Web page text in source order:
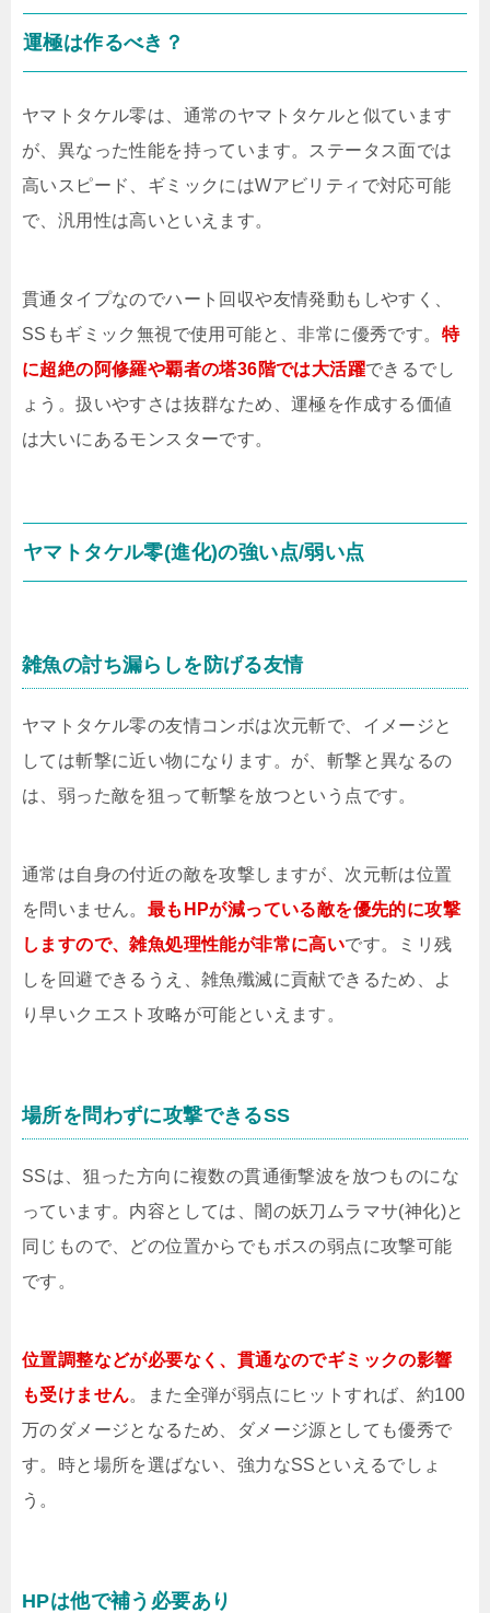
運極は作るべき？
ヤマトタケル零は、通常のヤマトタケルと似ています
が、異なった性能を持っています。ステータス面では
高いスピード、ギミックにはWアビリティで対応可能
で、汎用性は高いといえます。
貫通タイプなのでハート回収や友情発動もしやすく、
SSもギミック無視で使用可能と、非常に優秀です。 特
に超絶の阿修羅や覇者の塔36階では大活躍できるでし
ょう。扱いやすさは抜群なため、運極を作成する価値
は大いにあるモンスターです。
ヤマトタケル零(進化)の強い点/弱い点
雑魚の討ち漏らしを防げる友情
ヤマトタケル零の友情コンボは次元斬で、イメージと
しては斬撃に近い物になります。が、斬撃と異なるの
は、弱った敵を狙って斬撃を放つという点です。
通常は自身の付近の敵を攻撃しますが、次元斬は位置
を問いません。 最もHPが減っている敵を優先的に攻撃
しますので、雑魚処理性能が非常に高いです。ミリ残
しを回避できるうえ、雑魚殲滅に貢献できるため、よ
り早いクエスト攻略が可能といえます。
場所を問わずに攻撃できるSS
SSは、狙った方向に複数の貫通衝撃波を放つものにな
っています。内容としては、闇の妖刀ムラマサ(神化)と
同じもので、どの位置からでもボスの弱点に攻撃可能
です。
位置調整などが必要なく、貫通なのでギミックの影響
も受けません。また全弾が弱点にヒットすれば、約100
万のダメージとなるため、ダメージ源としても優秀で
す。時と場所を選ばない、強力なSSといえるでしょ
う。
HPは他で補う必要あり